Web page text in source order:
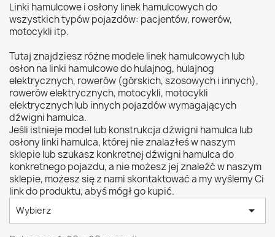
Linki hamulcowe i osłony linek hamulcowych do
wszystkich typów pojazdów: pacjentów, rowerów,
motocykli itp.
Tutaj znajdziesz różne modele linek hamulcowych lub
osłon na linki hamulcowe do hulajnog, hulajnog
elektrycznych, rowerów (górskich, szosowych i innych),
rowerów elektrycznych, motocykli, motocykli
elektrycznych lub innych pojazdów wymagających
dźwigni hamulca.
Jeśli istnieje model lub konstrukcja dźwigni hamulca lub
osłony linki hamulca, której nie znalazłeś w naszym
sklepie lub szukasz konkretnej dźwigni hamulca do
konkretnego pojazdu, a nie możesz jej znaleźć w naszym
sklepie, możesz się z nami skontaktować a my wyślemy Ci
link do produktu, abyś mógł go kupić.
Wybierz 